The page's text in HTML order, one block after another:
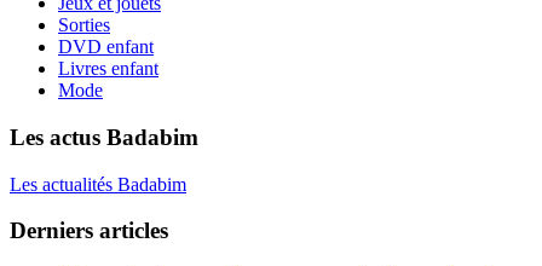
Sorties
DVD enfant
Livres enfant
Mode
Les actus Badabim
Les actualités Badabim
Derniers articles